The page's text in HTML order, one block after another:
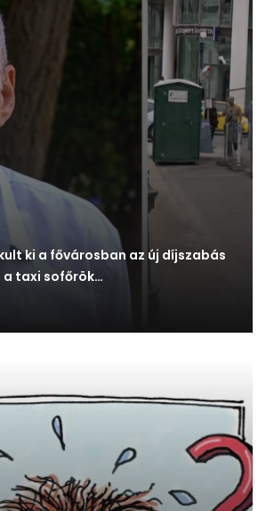
ki a fővárosban az új díjszabás
a taxi sofőrök…